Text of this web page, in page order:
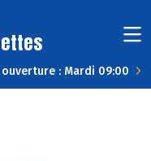
: Mardi 09:00